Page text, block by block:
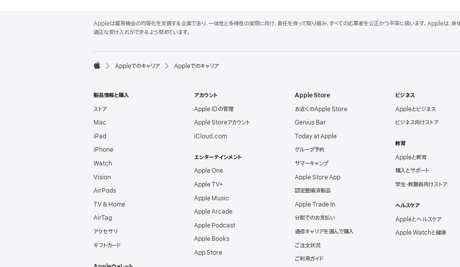
p
p
e
o
e
Appleは雇用機会の均等化を支援する企業であり、一体性と多様性の実現に向け、責任を持って取り組み、すべての応募者を公正かつ平等に扱います。Appleは、身
適正な受け入れができるよう努めています。

p
l
e
Appleでのキャリア Appleでのキャリア
製品情報と購入
ストア
Mac
iPad
iPhone
Watch
Vision
AirPods
TV & Home
AirTag
アクセサリ
ギフトカード
アカウント
Apple IDの管理
Apple Storeアカウント
iCloud.com
エンターテインメント
Apple One
Apple TV+
Apple Music
Apple Arcade
Apple Podcast
Apple Books
App Store
Apple Store
お近くのApple Store
Genius Bar
Today at Apple
グループ予約
サマーキャンプ
Apple Store App
認定整備済製品
Apple Trade In
分割でのお支払い
通信キャリアを選んで購入
ご注文状況
ご利用ガイド
ビジネス
Appleとビジネス
ビジネス向けストア
教育
Appleと教育
購入とサポート
学生・教職員向けストア
ヘルスケア
Appleとヘルスケア
Apple Watchと健康